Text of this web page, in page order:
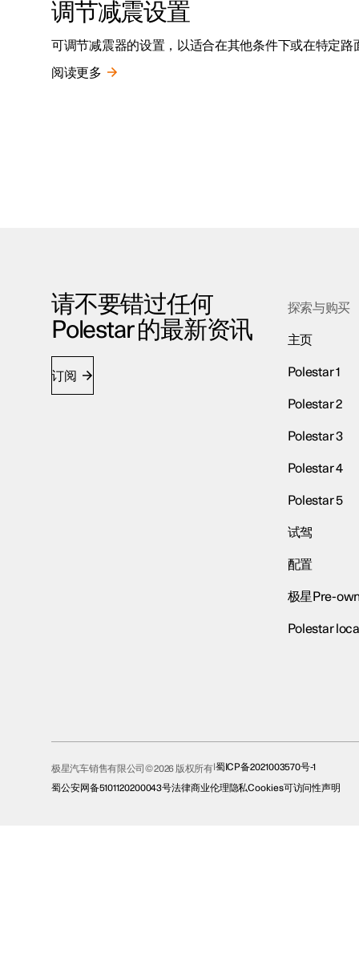
调节减震设置
可调节减震器的设置，以适合在其他条件下或在特定路
阅读更多
请不要错过任何
Polestar 的最新资讯
订阅
探索与购买
主页
Polestar 1
Polestar 2
Polestar 3
Polestar 4
Polestar 5
试驾
配置
极星Pre-
Polestar
极星汽车销售有限公司© 2026 版权所有 蜀ICP备2021003570号-1
蜀公安网备5101120200043号法律商业伦理隐私Cookies可访问性声明